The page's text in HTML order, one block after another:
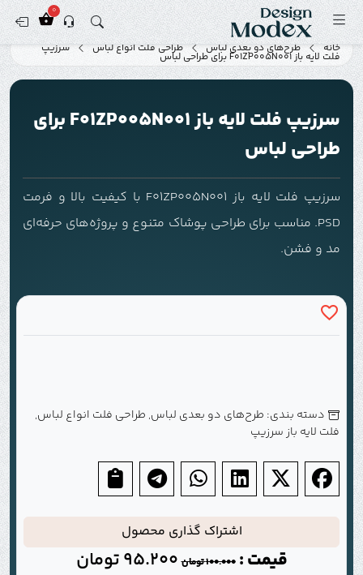
0
خانه طرح‌های دو بعدی لباس طراحی فلت انواع لباس سرزیپ
فلت لایه باز F01ZP005N001 برای طراحی لباس
سرزیپ فلت لایه باز F01ZP005N001 برای
طراحی لباس
سرزیپ فلت لایه باز F01ZP005N001 با کیفیت بالا و فرمت
PSD. مناسب برای طراحی پوشاک متنوع و پروژه‌های حرفه‌ای
مد و فشن.
دسته بندی: طرح‌های دو بعدی لباس, طراحی فلت انواع لباس,
فلت لایه باز سرزیپ
اشتراک گذاری محصول
قیمت :100.000تومان 95.200تومان